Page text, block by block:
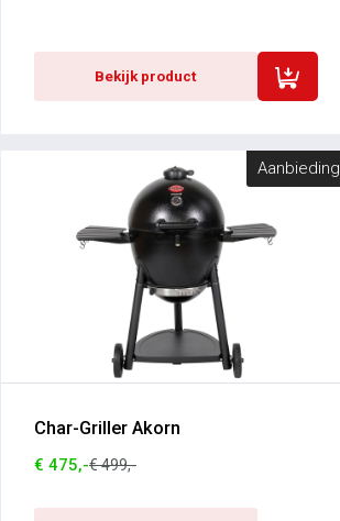
Bekijk product
Aanbieding
Char-Griller Akorn
€ 475,-€ 499,-